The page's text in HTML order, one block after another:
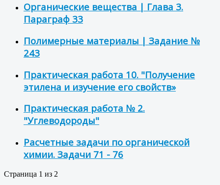
Органические вещества | Глава 3.
Параграф 33
Полимерные материалы | Задание №
243
Практическая работа 10. "Получение
этилена и изучение его свойств»
Практическая работа № 2.
"Углеводороды"
Расчетные задачи по органической
химии. Задачи 71 - 76
Страница 1 из 2